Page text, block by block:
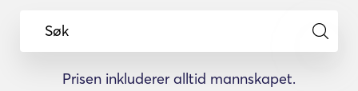
Søk
Prisen inkluderer alltid mannskapet.